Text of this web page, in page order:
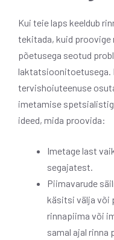
Kui teie laps keeldub
tekitada, kuid
põetusega seotud
laktatsioonitoetusega.
tervishoiuteenuse
imetamise
ideed, mida proovida:
Imetage last
segajatest.
Piimavarude
käsitsi välja või
rinnapiima või
samal ajal rinna